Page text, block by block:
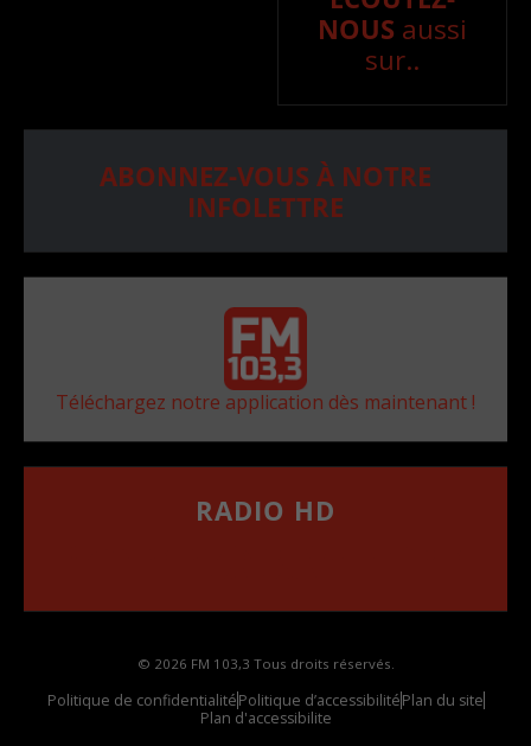
NOUS aussi
sur..
ABONNEZ-VOUS À NOTRE
INFOLETTRE
Téléchargez notre application dès maintenant !
RADIO HD
© 2026 FM 103,3 Tous droits réservés.
Politique de confidentialitéPolitique d’accessibilitéPlan du site
Plan d'accessibilite